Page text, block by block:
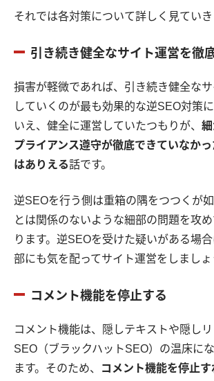
それでは各対策について詳しく見ていき
引き続き健全なサイト運営を徹
損害が軽微であれば、引き続き健全な
していくのが最も効果的な逆SEO対策
いえ、健全に運営していたつもりが、
プライアンス遵守が徹底できていなか
はありえる話です。
逆SEOを行う側は重箱の隅をつつくが
とは関係のないような細部の問題を攻
ります。逆SEOを受けた疑いがある場
部にも気を配ってサイト運営をしましょ
コメント機能を停止する
コメント機能は、隠しテキストや隠し
SEO（ブラックハットSEO）の温床に
ます。そのため、
コメント機能を停止